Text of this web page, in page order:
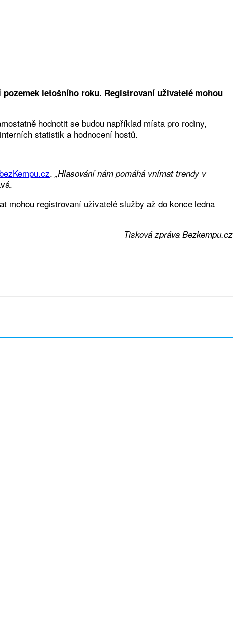
letošního roku. Registrovaní uživatelé mohou
hodnotit se budou například místa pro rodiny,
statistik a hodnocení hostů.
bezKempu.cz. „Hlasování nám pomáhá vnímat trendy v
mohou registrovaní uživatelé služby až do konce ledna
Tisková zpráva Bezkempu.cz